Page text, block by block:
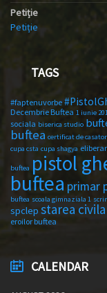
Petiție
Petiție
TAGS
#faptenuvorbe
Decembrie Buftea 1 iunie
sociala biserica studio
buftea certificat de
cupa csta cupa shagya
buftea pistol
buftea primar
buftea scoala gimnaziala 1
spclep starea civila
eroilor buftea
CALENDAR